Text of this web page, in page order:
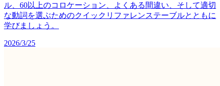
ル、60以上のコロケーション、よくある間違い、そして適切
な動詞を選ぶためのクイックリファレンステーブルとともに
学びましょう。
2026/3/25